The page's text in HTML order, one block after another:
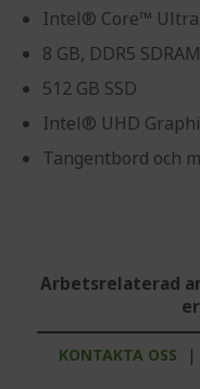
Intel® Core™ Ultra
8 GB, DDR5 SDRAM
512 GB SSD
Intel® UHD
Tangentbord och
Arbetsrelaterad
KONTAKTA OSS |